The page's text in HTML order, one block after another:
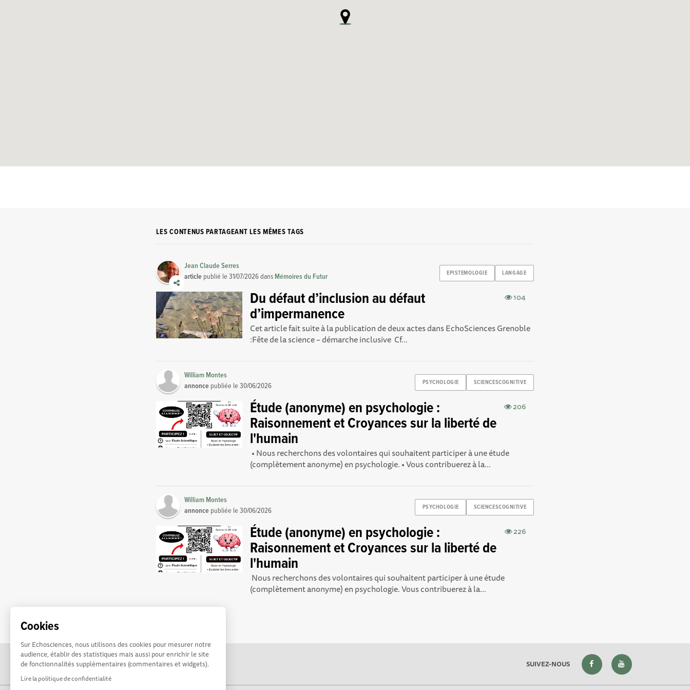
Cookies
Sur Echosciences, nous utilisons des cookies pour mesurer notre
audience, établir des statistiques mais aussi pour enrichir le site
de fonctionnalités supplémentaires (commentaires et widgets).
Lire la politique de confidentialité
LES CONTENUS PARTAGEANT LES MÊMES TAGS
EPISTEMOLOGIE LANGAGE
Jean Claude Serres
article publié le31/07/2026dans Mémoires du Futur
104
Du défaut d’inclusion au défaut
d’impermanence
Cet article fait suite à la publication de deux actes dans EchoSciences Grenoble
: Fête de la science – démarche inclusive Cf...
PSYCHOLOGIE SCIENCESCOGNITIVE
William Montes
annonce publiée le30/06/2026
206
Étude (anonyme) en psychologie :
Raisonnement et Croyances sur la liberté de
l'humain
‎ • Nous recherchons des volontaires qui souhaitent participer à une étude
(complètement anonyme) en psychologie. • Vous contribuerez à la...
PSYCHOLOGIE SCIENCESCOGNITIVE
William Montes
annonce publiée le30/06/2026
226
Étude (anonyme) en psychologie :
Raisonnement et Croyances sur la liberté de
l'humain
‎ Nous recherchons des volontaires qui souhaitent participer à une étude
(complètement anonyme) en psychologie. Vous contribuerez à la...
SUIVEZ-NOUS